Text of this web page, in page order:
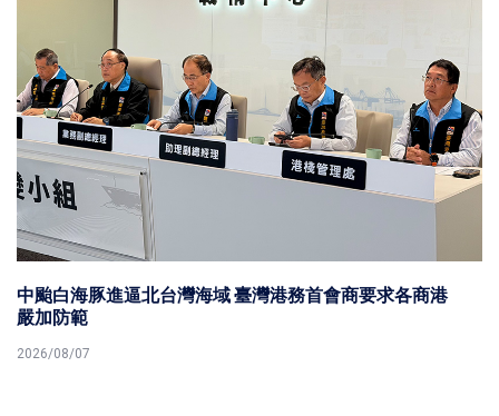
高市社會局攜手福澤基金會歡慶115年父親節 表揚第
23名模範父親
2026/08/07